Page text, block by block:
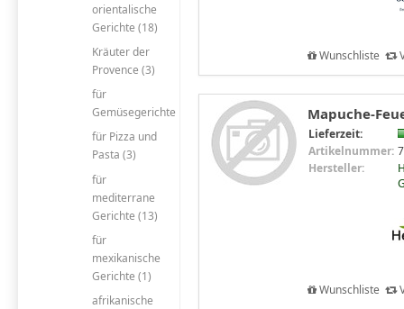
orientalische
Gerichte (18)
Kräuter der
Provence (3)
für
Gemüsegerichte
für Pizza und
Pasta (3)
für
mediterrane
Gerichte (13)
für
mexikanische
Gerichte (1)
afrikanische
Wunschliste
Mapuche-
Lieferzeit:
Artikelnummer:
Hersteller:
Wunschliste